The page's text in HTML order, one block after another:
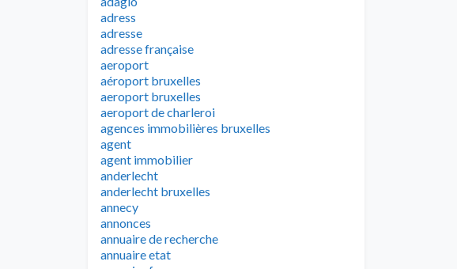
adress
adresse
adresse française
aeroport
aéroport bruxelles
aeroport bruxelles
aeroport de charleroi
agences immobilières bruxelles
agent
agent immobilier
anderlecht
anderlecht bruxelles
annecy
annonces
annuaire de recherche
annuaire etat